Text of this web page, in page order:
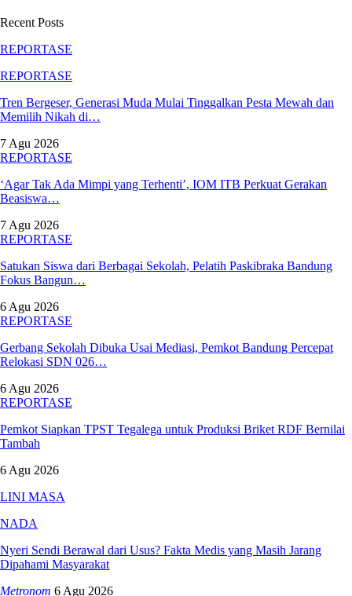
Recent Posts
REPORTASE
REPORTASE
Tren Bergeser, Generasi Muda Mulai Tinggalkan Pesta Mewah dan
Memilih Nikah di…
7 Agu 2026
REPORTASE
‘Agar Tak Ada Mimpi yang Terhenti’, IOM ITB Perkuat Gerakan
Beasiswa…
7 Agu 2026
REPORTASE
Satukan Siswa dari Berbagai Sekolah, Pelatih Paskibraka Bandung
Fokus Bangun…
6 Agu 2026
REPORTASE
Gerbang Sekolah Dibuka Usai Mediasi, Pemkot Bandung Percepat
Relokasi SDN 026…
6 Agu 2026
REPORTASE
Pemkot Siapkan TPST Tegalega untuk Produksi Briket RDF Bernilai
Tambah
6 Agu 2026
LINI MASA
NADA
Nyeri Sendi Berawal dari Usus? Fakta Medis yang Masih Jarang
Dipahami Masyarakat
Metronom 6 Agu 2026